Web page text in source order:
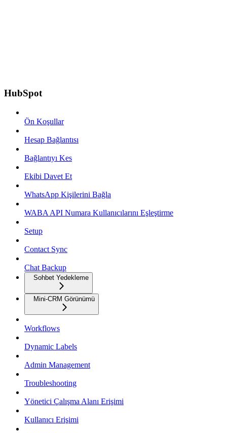
HubSpot
Ön Koşullar
Hesap Bağlantısı
Bağlantıyı Kes
Ekibi Davet Et
WhatsApp Kişilerini Bağla
WABA API Numara Kullanıcılarını Eşleştirme
Setup
Contact Sync
Chat Backup
Sohbet Yedekleme
Mini-CRM Görünümü
Workflows
Dynamic Labels
Admin Management
Troubleshooting
Yönetici Çalışma Alanı Erişimi
Kullanıcı Erişimi